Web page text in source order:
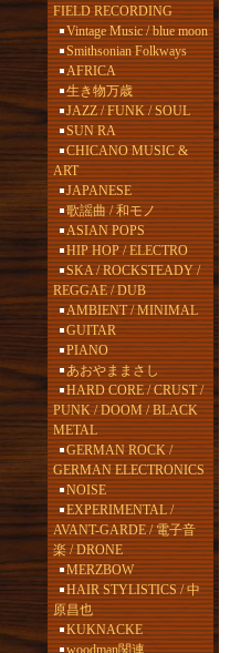
FIELD RECORDING
Vintage Music / blue moon
Smithsonian Folkways
AFRICA
生き物万歳
JAZZ / FUNK / SOUL
SUN RA
CHICANO MUSIC &
ART
JAPANESE
歌謡曲 / 和モノ
ASIAN POPS
HIP HOP / ELECTRO
SKA / ROCKSTEADY /
REGGAE / DUB
AMBIENT / MINIMAL
GUITAR
PIANO
あおやままさし
HARD CORE / CRUST /
PUNK / DOOM / BLACK
METAL
GERMAN ROCK /
GERMAN ELECTRONICS
NOISE
EXPERIMENTAL /
AVANT-GARDE / 電子音
楽 / DRONE
MERZBOW
HAIR STYLISTICS / 中
原昌也
KUKNACKE
woodman関連